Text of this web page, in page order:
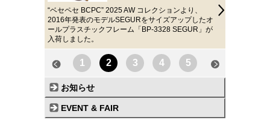
“ベセペセ BCPC” 2025 AW コレクションより、
2016年発表のモデルSEGURをサイズアップしたオ
ールプラスチックフレーム「BP-3328 SEGUR」が
入荷しました。
1 2 3 4 5
お知らせ
EVENT & FAIR